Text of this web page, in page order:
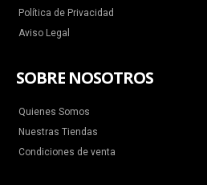
Política de Privacidad
Aviso Legal
SOBRE NOSOTROS
Quienes Somos
Nuestras Tiendas
Condiciones de venta